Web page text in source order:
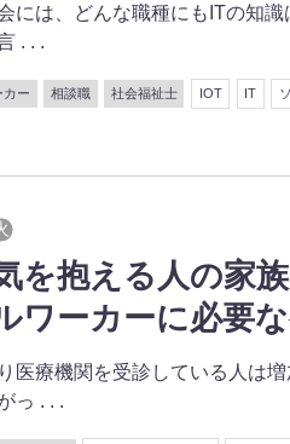
には、どんな職種にもITの知
. . .
カー 相談職 社会福祉士 IOT IT
を抱える人の家
ワーカーに必要
医療機関を受診している人は
っ . . .